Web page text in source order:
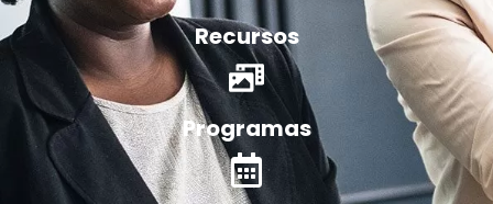
Recursos
Programas